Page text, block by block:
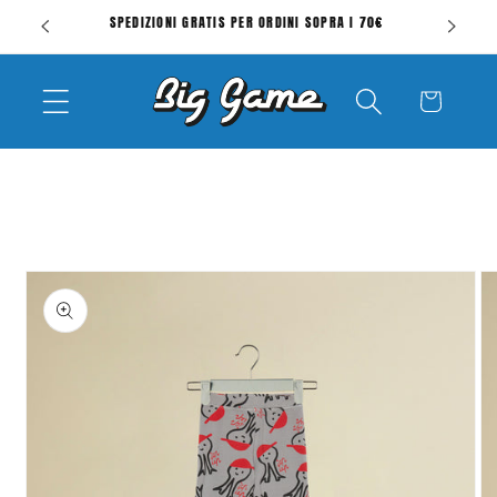
direttamente
ai contenuti
SPEDIZIONI GRATIS PER ORDINI SOPRA I 70€
Carrello